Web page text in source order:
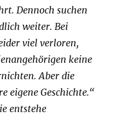
Dennoch suchen
weiter. Bei
viel verloren,
keine
Aber die
eigene Geschichte.“
entstehe